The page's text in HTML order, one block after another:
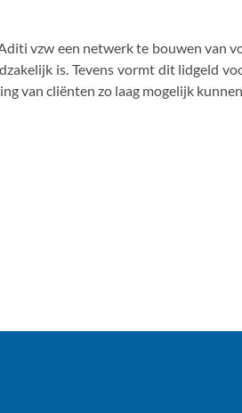
vzw een netwerk te bouwen van
is. Tevens vormt dit lidgeld
van cliënten zo laag mogelijk